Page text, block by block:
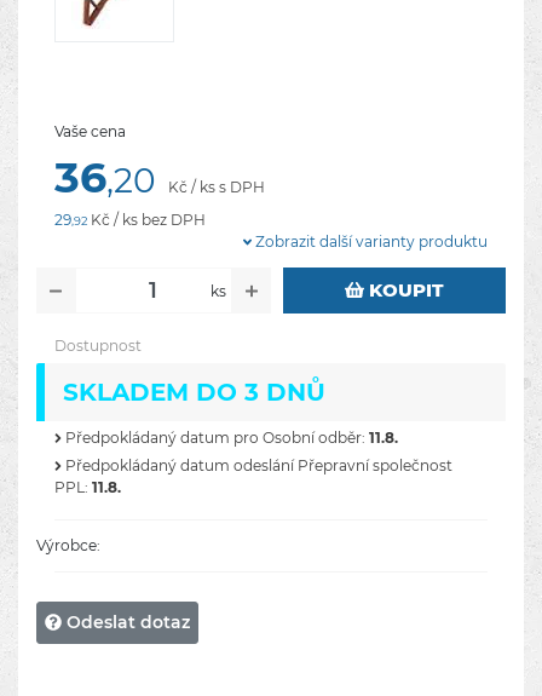
Vaše cena
36,20
Kč / ks s DPH
29,92 Kč / ks bez DPH
Zobrazit další varianty produktu
ks KOUPIT
Dostupnost
SKLADEM DO 3 DNŮ
Předpokládaný datum pro Osobní odběr: 11.8.
Předpokládaný datum odeslání Přepravní společnost
PPL: 11.8.
Výrobce:
Odeslat dotaz